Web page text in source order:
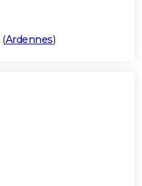
(Ardennes)